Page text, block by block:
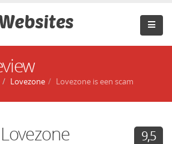
Lovezone Lovezone is een scam
Lovezone 9,5